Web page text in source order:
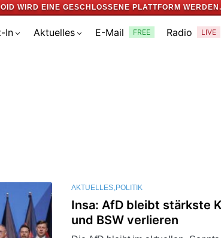
WIRD EINE GESCHLOSSENE PLATTFORM WERDEN.
In Aktuelles E-Mail FREE Radio LIVE
AKTUELLES POLITIK
Insa: AfD bleibt stärkste
und BSW verlieren